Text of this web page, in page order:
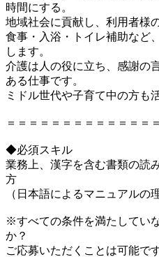
時間にする。
地域社会に貢献し、利用者様
食事・入浴・トイレ補助など
します。
介護は人の役に立ち、感謝の
ある仕事です。
ミドル世代や子育て中の方も
＝＝＝＝＝＝＝＝＝＝＝＝＝
◆必須スキル
業務上、漢字を含む書類の読
方
（日本語によるマニュアルの
※すべての条件を満たしてい
か？
ご応募いただくことは可能です